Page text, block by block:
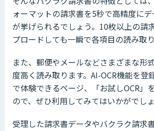
ォーマットの請求書を5秒で高精度に
が挙げられるでしょう。10枚以上の請
プロードしても一瞬で各項目の読み取
また、郵便やメールなどさまざまな形
度高く読み取ります。AI-OCR機能を登
で体験できるページ、「お試しOCR」
ので、ぜひ利用してみてはいかがでしょ
受理した請求書データやバクラク請求